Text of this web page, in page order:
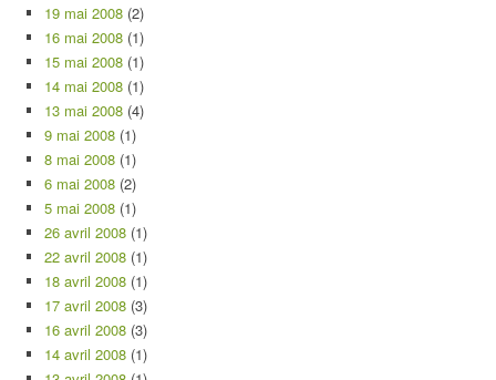
19 mai 2008 (2)
16 mai 2008 (1)
15 mai 2008 (1)
14 mai 2008 (1)
13 mai 2008 (4)
9 mai 2008 (1)
8 mai 2008 (1)
6 mai 2008 (2)
5 mai 2008 (1)
26 avril 2008 (1)
22 avril 2008 (1)
18 avril 2008 (1)
17 avril 2008 (3)
16 avril 2008 (3)
14 avril 2008 (1)